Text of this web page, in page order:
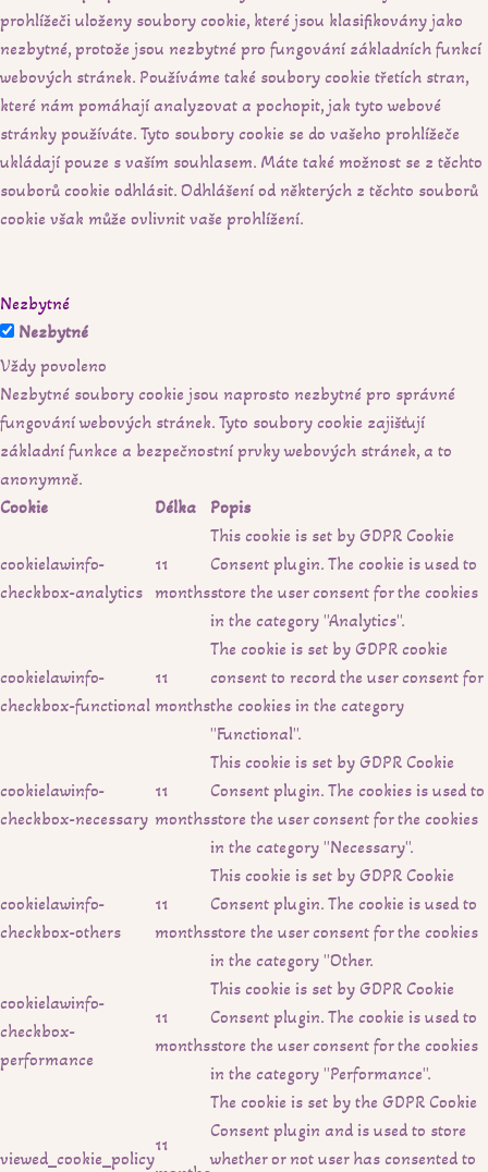
prohlížeči uloženy soubory cookie, které jsou klasifikovány jako
nezbytné, protože jsou nezbytné pro fungování základních funkcí
webových stránek. Používáme také soubory cookie třetích stran,
které nám pomáhají analyzovat a pochopit, jak tyto webové
stránky používáte. Tyto soubory cookie se do vašeho prohlížeče
ukládají pouze s vaším souhlasem. Máte také možnost se z těchto
souborů cookie odhlásit. Odhlášení od některých z těchto souborů
cookie však může ovlivnit vaše prohlížení.
Nezbytné
Nezbytné
Vždy povoleno
Nezbytné soubory cookie jsou naprosto nezbytné pro správné
fungování webových stránek. Tyto soubory cookie zajišťují
základní funkce a bezpečnostní prvky webových stránek, a to
anonymně.
Cookie
Délka Popis
cookielawinfo-
checkbox-analytics
11
months
This cookie is set by GDPR Cookie
Consent plugin. The cookie is used to
store the user consent for the cookies
in the category "Analytics".
cookielawinfo-
checkbox-functional
11
months
The cookie is set by GDPR cookie
consent to record the user consent for
the cookies in the category
"Functional".
cookielawinfo-
checkbox-necessary
11
months
This cookie is set by GDPR Cookie
Consent plugin. The cookies is used to
store the user consent for the cookies
in the category "Necessary".
cookielawinfo-
checkbox-others
11
months
This cookie is set by GDPR Cookie
Consent plugin. The cookie is used to
store the user consent for the cookies
in the category "Other.
cookielawinfo-
checkbox-
performance
11
months
This cookie is set by GDPR Cookie
Consent plugin. The cookie is used to
store the user consent for the cookies
in the category "Performance".
viewed_cookie_policy
11
The cookie is set by the GDPR Cookie
Consent plugin and is used to store
whether or not user has consented to